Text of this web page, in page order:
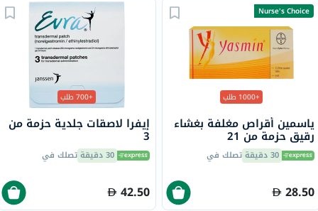
Nurse's Choice
+1000 طلب
ياسمين أقراص مغلفة بغشاء
رقيق حزمة من 21
30 دقيقة تصلك في
28.50
+700 طلب
إيفرا لاصقات جلدية حزمة من
3
30 دقيقة تصلك في
42.50